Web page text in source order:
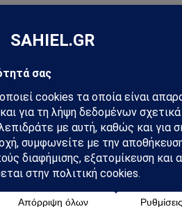
κορωνοιού και δεν είχαν
γεγονός που διευκολύνει
θα μπορούσε επίσης να
κορωνοιού [SARS-CoV-2], να
κι ότι θα προκύψουν